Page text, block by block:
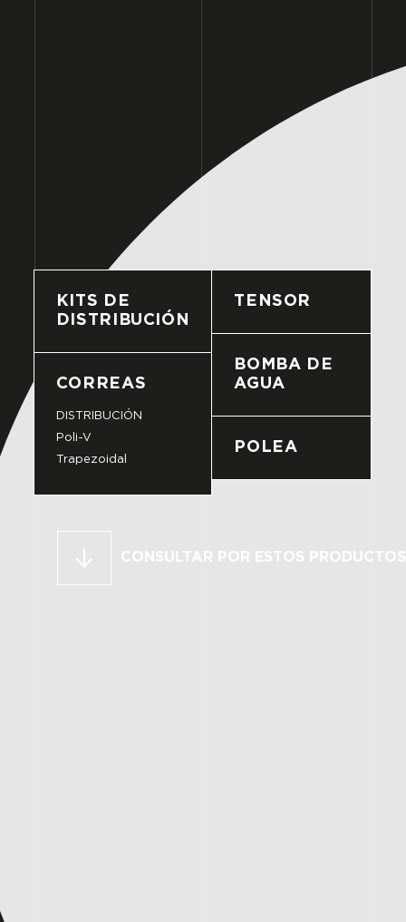
KITS DE
DISTRIBUCIÓN
CORREAS
DISTRIBUCIÓN
Poli-V
Trapezoidal
TENSOR
BOMBA DE
AGUA
POLEA
CONSULTAR POR ESTOS PRODUCTOS